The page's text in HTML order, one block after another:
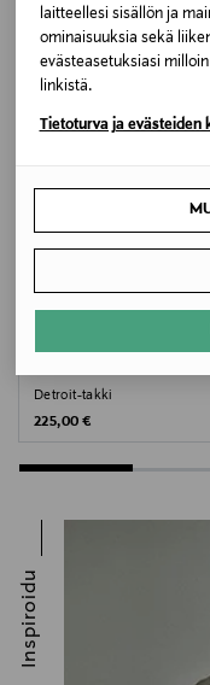
laitteellesi sisällön ja
ominaisuuksia sekä
evästeasetuksiasi
linkistä.
Tietoturva ja evästeiden
Valmistaja
Oy Turo Tailor Ab
Valmistajan osoite
Digitaalinen osoite
villakangastakki,
Detroit-takki
Original Price
225,00 €
Inspiroidu